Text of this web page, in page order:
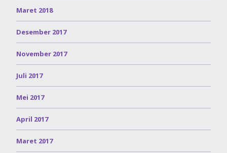
Maret 2018
Desember 2017
November 2017
Juli 2017
Mei 2017
April 2017
Maret 2017